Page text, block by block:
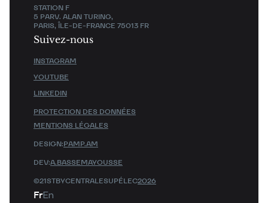
STATION F
5 PARV. ALAN TURING,
PARIS, ÎLE-DE-FRANCE 75013 FR
Suivez-nous
INSTAGRAM
YOUTUBE
LINKEDIN
FrEn
©21STBYCENTRALESUPÉLEC2026
DESIGN:PAMP.AM
DEV:A.BASSEMAYOUSSE
PROTECTION DES DONNÉES
MENTIONS LÉGALES